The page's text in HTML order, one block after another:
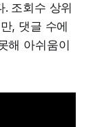
조회수 상위
, 댓글 수에
해 아쉬움이